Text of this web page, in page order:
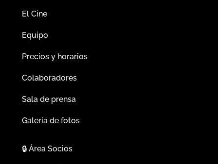
El Cine
Equipo
Precios y horarios
Colaboradores
Sala de prensa
Galería de fotos
🔒Área Socios